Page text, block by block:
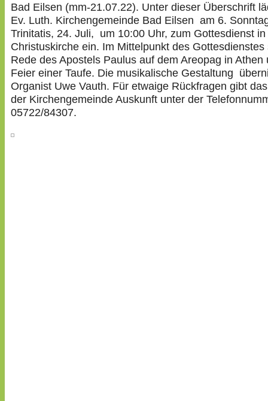
Bad Eilsen (mm-21.07.22). Unter dieser Überschrift
Ev. Luth. Kirchengemeinde Bad Eilsen am 6.
Trinitatis, 24. Juli, um 10:00 Uhr, zum Gottesdienst in
Christuskirche ein. Im Mittelpunkt des Gottesdienstes
Rede des Apostels Paulus auf dem Areopag in Athen
Feier einer Taufe. Die musikalische Gestaltung
Organist Uwe Vauth. Für etwaige Rückfragen gibt
der Kirchengemeinde Auskunft unter der
05722/84307.